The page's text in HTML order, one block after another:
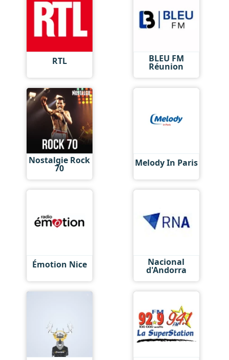
RTL BLEU FM
Réunion
Nostalgie Rock
70 Melody In Paris
Émotion Nice Nacional
d'Andorra